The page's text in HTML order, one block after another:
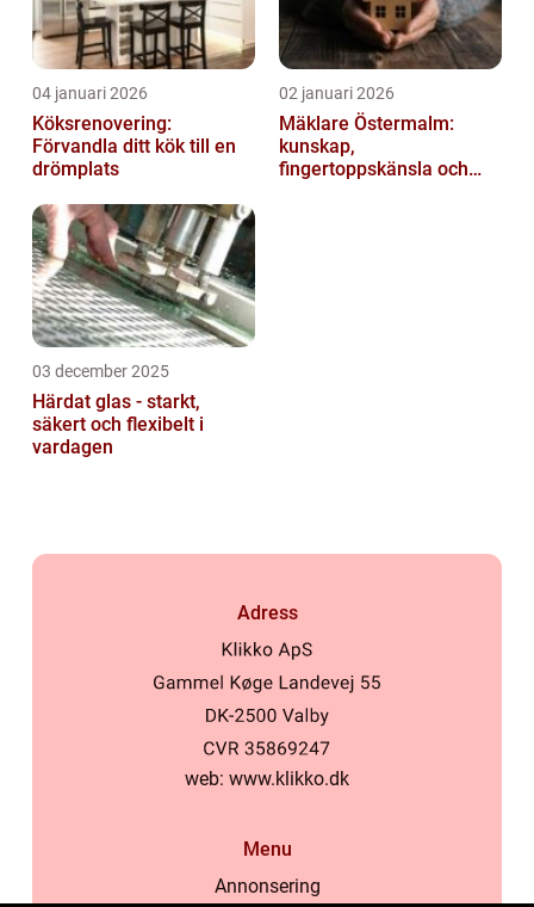
04 januari 2026
Köksrenovering:
Förvandla ditt kök till en
drömplats
02 januari 2026
Mäklare Östermalm:
kunskap,
fingertoppskänsla och
03 december 2025
Härdat glas - starkt,
säkert och flexibelt i
vardagen
Adress
web: www.klikko.dk
Menu
Annonsering